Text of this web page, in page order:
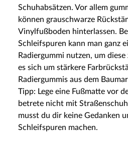
Schuhabsätzen. Vor allem
können grauschwarze
Vinylfußboden hinterlassen.
Schleifspuren kann man ganz
Radiergummi nutzen, um
es sich um stärkere
Radiergummis aus dem
Tipp: Lege eine Fußmatte vor
betrete nicht mit
musst du dir keine Gedanken
Schleifspuren machen.